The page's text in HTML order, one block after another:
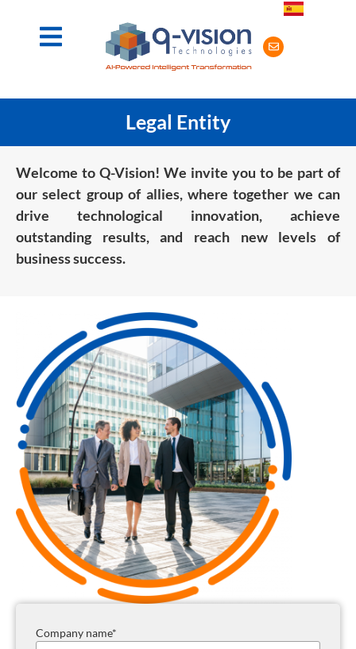
Legal Entity
Welcome to Q-Vision! We invite you to be part of
our select group of allies, where together we can
drive technological innovation, achieve
outstanding results, and reach new levels of
business success.
Company name*